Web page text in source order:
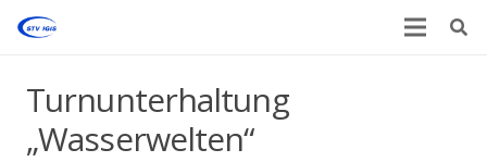
Turnunterhaltung
„Wasserwelten“